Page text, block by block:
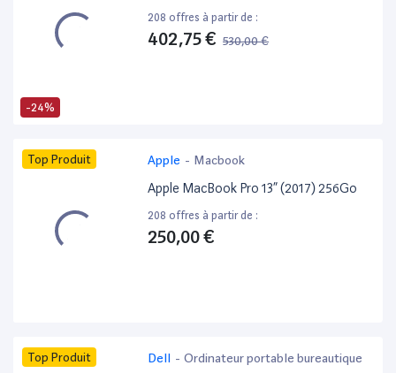
-24%
208 offres à partir de :
402,75 € 530,00 €
Top Produit Apple - Macbook
Apple MacBook Pro 13” (2017) 256Go
208 offres à partir de :
250,00 €
Top Produit Dell - Ordinateur portable bureautique